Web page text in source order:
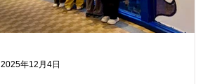
表情で話に耳を傾けながら、描き方のポ
イントを学んでいました。その後は、そ
み、会場には集中した空気とともに、楽
2025年12月4日